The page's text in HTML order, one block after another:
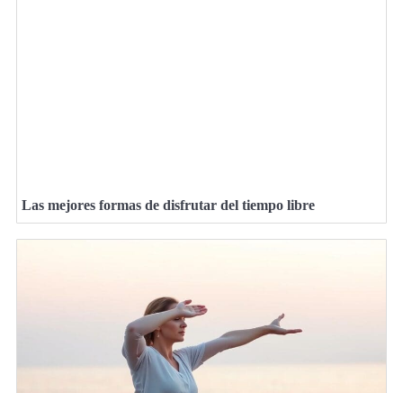
Las mejores formas de disfrutar del tiempo libre